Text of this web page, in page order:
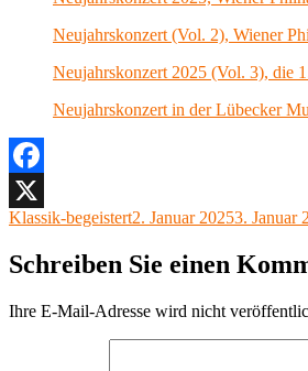
Neujahrskonzert (Vol. 2), Wiener
Neujahrskonzert 2025 (Vol. 3), die
Neujahrskonzert in der Lübecker
Facebook
X
Autor
Klassik-begeistertVeröffentlicht
2. Januar 20253. Januar
Schreiben Sie einen
Ihre E-Mail-Adresse wird nicht